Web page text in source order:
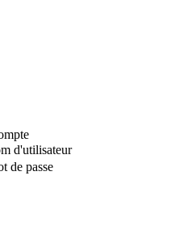
d'utilisateur
de passe